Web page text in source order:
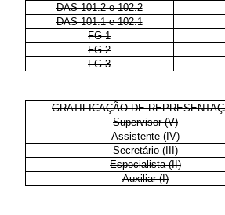
DAS 101.2 e 102.2
DAS 101.1 e 102.1
FG-1
FG-2
FG-3
GRATIFICAÇÃO DE
Supervisor (V)
Assistente (IV)
Secretário (III)
Especialista (II)
Auxiliar (I)